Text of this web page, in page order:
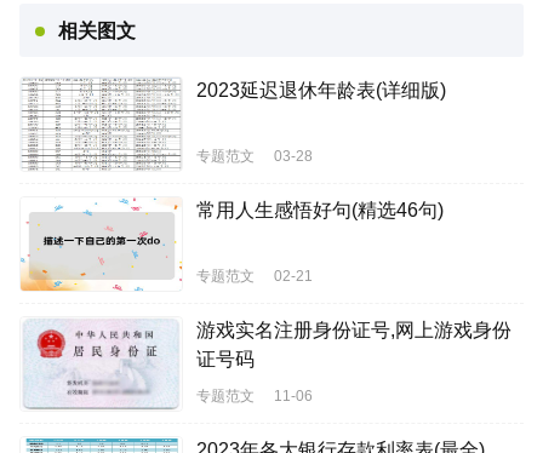
相关图文
2023延迟退休年龄表(详细版)
专题范文 03-28
常用人生感悟好句(精选46句)
专题范文 02-21
游戏实名注册身份证号,网上游戏身份
证号码
专题范文 11-06